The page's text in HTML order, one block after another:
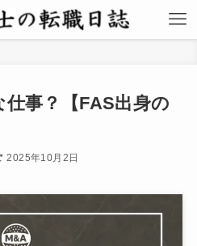
事？【FAS出身の
2025年10月2日